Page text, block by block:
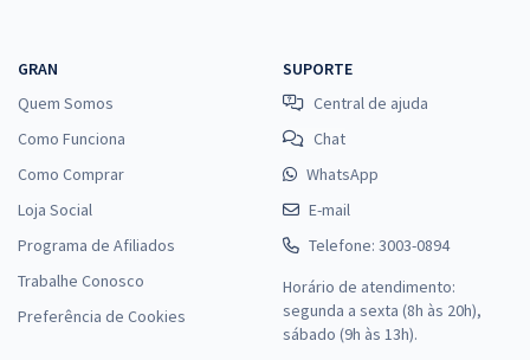
GRAN
Quem Somos
Como Funciona
Como Comprar
Loja Social
Programa de Afiliados
Trabalhe Conosco
Preferência de Cookies
SUPORTE
Central de ajuda
Chat
WhatsApp
E-mail
Telefone: 3003-0894
Horário de atendimento:
segunda a sexta (8h às 20h),
sábado (9h às 13h).